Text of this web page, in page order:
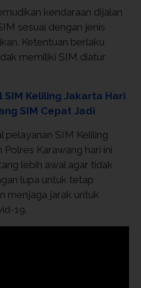
kendaraan dijalan
sesuai dengan jenis
Ketentuan berlaku
memiliki SIM diatur
SIM Keliling Jakarta Hari
SIM Cepat Jadi
pelayanan SIM Keliling
Karawang hari ini
lebih awal agar tidak
lupa untuk tetap
menjaga jarak untuk
19.